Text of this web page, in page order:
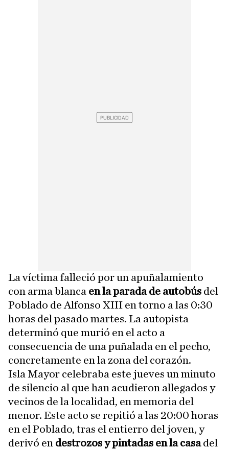
La víctima falleció por un apuñalamiento
con arma blanca en la parada de autobús del
Poblado de Alfonso XIII en torno a las 0:30
horas del pasado martes. La autopista
determinó que murió en el acto a
consecuencia de una puñalada en el pecho,
concretamente en la zona del corazón.
Isla Mayor celebraba este jueves un minuto
de silencio al que han acudieron allegados y
vecinos de la localidad, en memoria del
menor. Este acto se repitió a las 20:00 horas
en el Poblado, tras el entierro del joven, y
derivó en destrozos y pintadas en la casadel